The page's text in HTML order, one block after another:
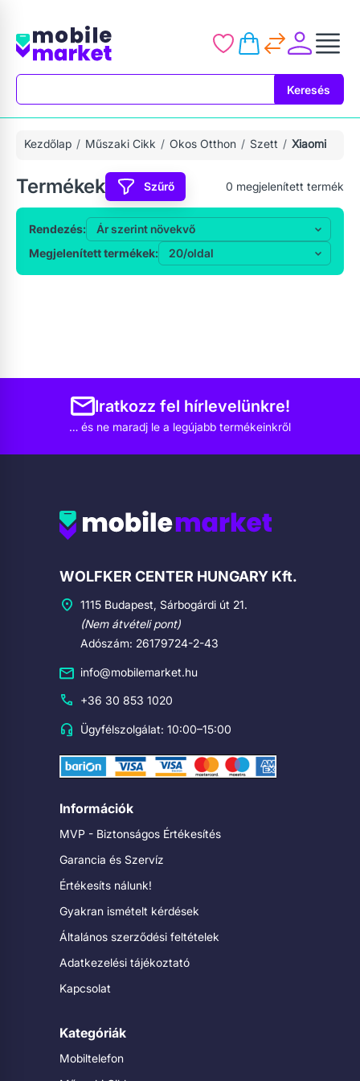
Keresés
Kezdőlap Műszaki Cikk Okos Otthon Szett Xiaomi
Termékek Szűrő 0 megjelenített termék
Rendezés:
Megjelenített termékek:
Iratkozz fel hírlevelünkre!
… és ne maradj le a legújabb termékeinkről
Cégadatok
WOLFKER CENTER HUNGARY Kft.
1115 Budapest, Sárbogárdi út 21.
(Nem átvételi pont)
Adószám: 26179724-2-43
info@mobilemarket.hu
+36 30 853 1020
Ügyfélszolgálat: 10:00–15:00
Információk
MVP - Biztonságos Értékesítés
Garancia és Szervíz
Értékesíts nálunk!
Gyakran ismételt kérdések
Általános szerződési feltételek
Adatkezelési tájékoztató
Kapcsolat
Kategóriák
Mobiltelefon